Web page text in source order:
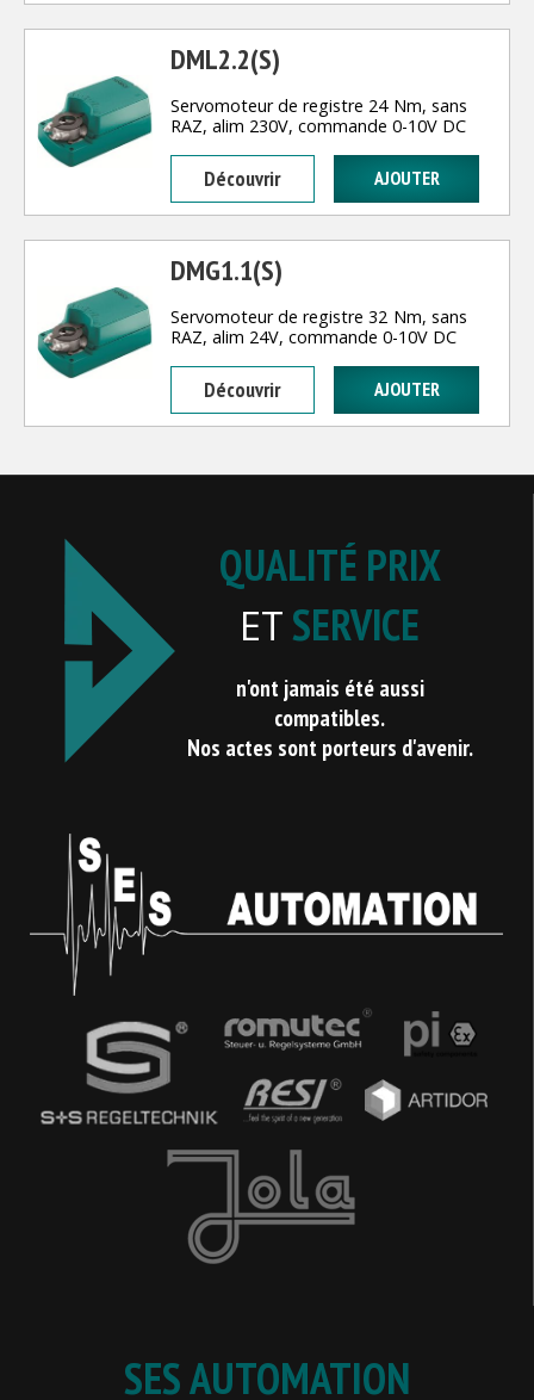
DML2.2(S)
Servomoteur de registre 24 Nm, sans
RAZ, alim 230V, commande 0-10V DC
Découvrir
DMG1.1(S)
Servomoteur de registre 32 Nm, sans
RAZ, alim 24V, commande 0-10V DC
Découvrir
QUALITÉ PRIX
ET SERVICE
n'ont jamais été aussi
compatibles.
Nos actes sont porteurs d'avenir.
SES AUTOMATION